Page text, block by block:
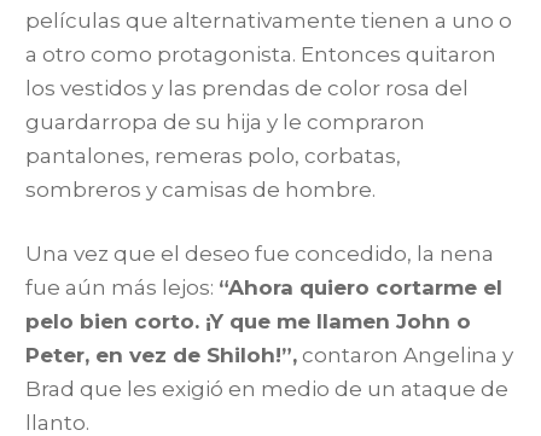
películas que alternativamente tienen a uno o
a otro como protagonista. Entonces quitaron
los vestidos y las prendas de color rosa del
guardarropa de su hija y le compraron
pantalones, remeras polo, corbatas,
sombreros y camisas de hombre.
Una vez que el deseo fue concedido, la nena
fue aún más lejos: “Ahora quiero cortarme el
pelo bien corto. ¡Y que me llamen John o
Peter, en vez de Shiloh!”, contaron Angelina y
Brad que les exigió en medio de un ataque de
llanto.